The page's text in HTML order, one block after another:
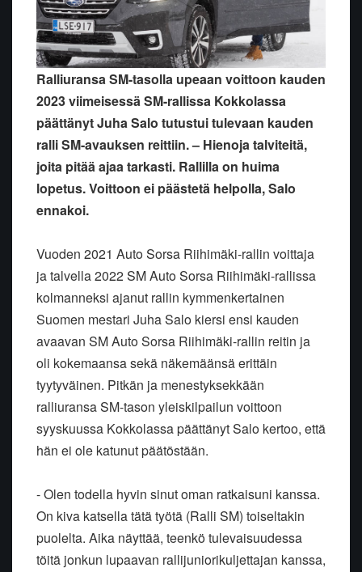
Ralliuransa SM-tasolla upeaan voittoon kauden
2023 viimeisessä SM-rallissa Kokkolassa
päättänyt Juha Salo tutustui tulevaan kauden
ralli SM-avauksen reittiin. – Hienoja talviteitä,
joita pitää ajaa tarkasti. Rallilla on huima
lopetus. Voittoon ei päästetä helpolla, Salo
ennakoi.
Vuoden 2021 Auto Sorsa Riihimäki-rallin voittaja
ja talvella 2022 SM Auto Sorsa Riihimäki-rallissa
kolmanneksi ajanut rallin kymmenkertainen
Suomen mestari Juha Salo kiersi ensi kauden
avaavan SM Auto Sorsa Riihimäki-rallin reitin ja
oli kokemaansa sekä näkemäänsä erittäin
tyytyväinen. Pitkän ja menestyksekkään
ralliuransa SM-tason yleiskilpailun voittoon
syyskuussa Kokkolassa päättänyt Salo kertoo, että
hän ei ole katunut päätöstään.
- Olen todella hyvin sinut oman ratkaisuni kanssa.
On kiva katsella tätä työtä (Ralli SM) toiseltakin
puolelta. Aika näyttää, teenkö tulevaisuudessa
töitä jonkun lupaavan rallijuniorikuljettajan kanssa,